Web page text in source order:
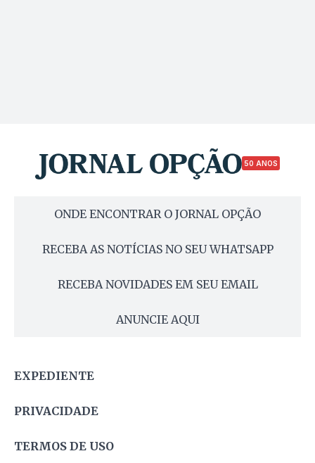
50 ANOS
ONDE ENCONTRAR O JORNAL OPÇÃO
RECEBA AS NOTÍCIAS NO SEU WHATSAPP
RECEBA NOVIDADES EM SEU EMAIL
ANUNCIE AQUI
EXPEDIENTE
PRIVACIDADE
TERMOS DE USO